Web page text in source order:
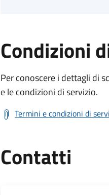
Condizioni
Per conoscere i dettagli di
e le condizioni di servizio.
Termini e condizioni di
Contatti